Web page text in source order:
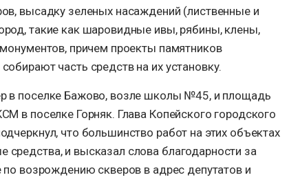
высадку зеленых насаждений (лиственные и
такие как шаровидные ивы, рябины, клены,
причем проекты памятников
часть средств на их установку.
в поселке Бажово, возле школы №45, и площадь
в поселке Горняк. Глава Копейского городского
что большинство работ на этих объектах
и высказал слова благодарности за
по возрождению скверов в адрес депутатов и